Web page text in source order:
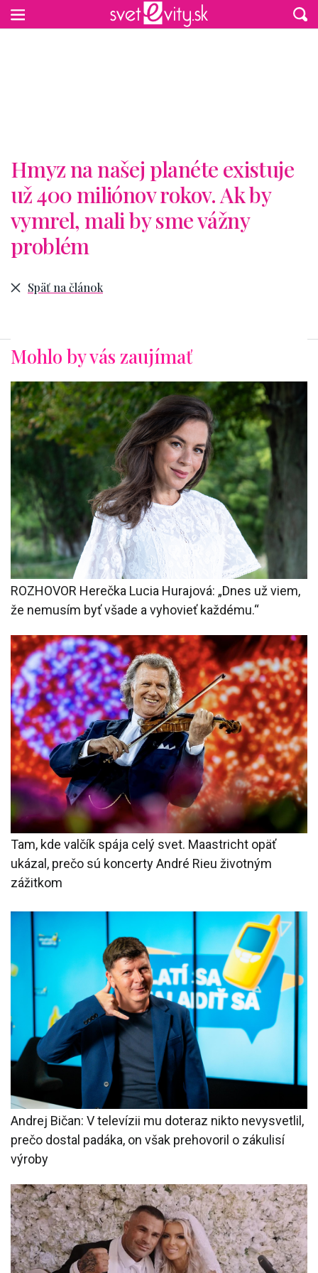
Hmyz na našej planéte existuje
už 400 miliónov rokov. Ak by
vymrel, mali by sme vážny
problém
Späť na článok
Mohlo by vás zaujímať
ROZHOVOR Herečka Lucia Hurajová: „Dnes už viem,
že nemusím byť všade a vyhovieť každému.“
Tam, kde valčík spája celý svet. Maastricht opäť
ukázal, prečo sú koncerty André Rieu životným
zážitkom
Andrej Bičan: V televízii mu doteraz nikto nevysvetlil,
prečo dostal padáka, on však prehovoril o zákulisí
výroby